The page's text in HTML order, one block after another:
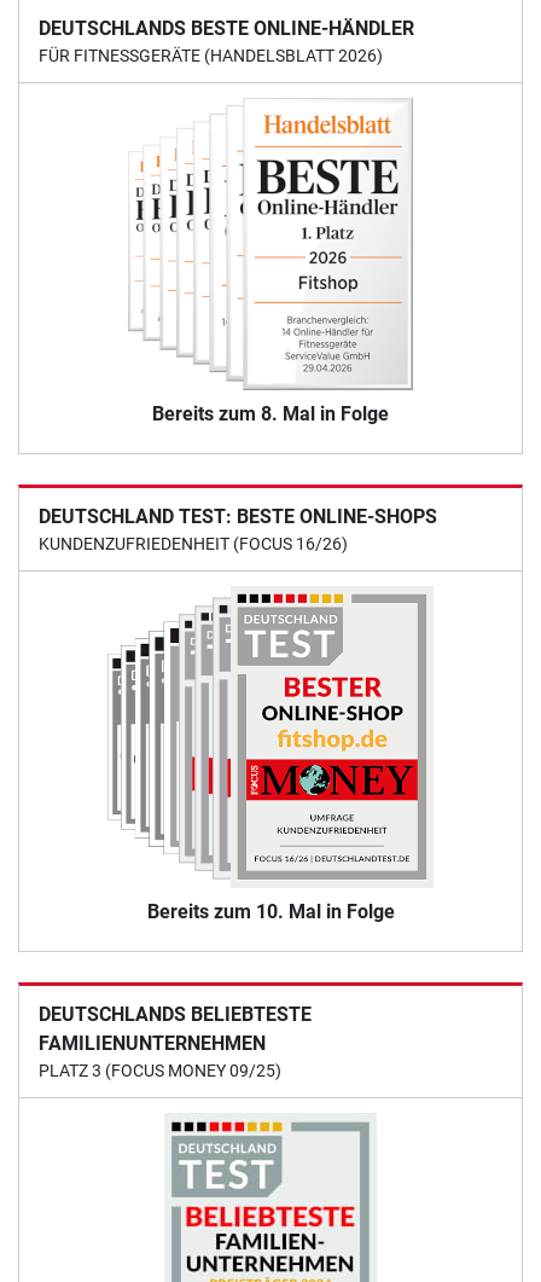
DEUTSCHLANDS BESTE ONLINE-HÄNDLER
FÜR FITNESSGERÄTE (HANDELSBLATT 2026)
Bereits zum 8. Mal in Folge
DEUTSCHLAND TEST: BESTE ONLINE-SHOPS
KUNDENZUFRIEDENHEIT (FOCUS 16/26)
Bereits zum 10. Mal in Folge
DEUTSCHLANDS BELIEBTESTE
FAMILIENUNTERNEHMEN
PLATZ 3 (FOCUS MONEY 09/25)